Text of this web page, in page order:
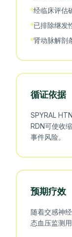
经临床评估
已排除继发
肾动脉解剖
循证依据
SPYRAL
RDN可使收
事件风险。
预期疗效
随着交感神
态血压监测